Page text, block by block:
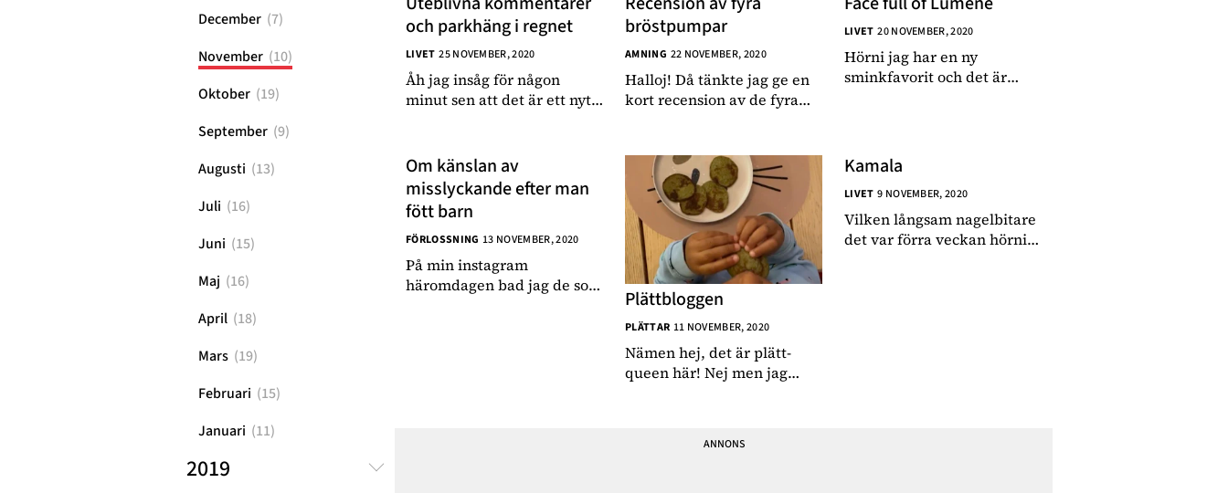
Sarah Delshad
Vanja Wikström
Elisabeth Lindroth
Paulina Gunnardo
Amit Tewolde
December (7)
November (10)
Oktober (19)
September (9)
Augusti (13)
Juli (16)
Juni (15)
Maj (16)
April (18)
Mars (19)
Februari (15)
Januari (11)
2019
och parkhäng i regnet
LIVET 25 NOVEMBER, 2020
Åh jag insåg för någon
minut sen att det är ett nytt
bloggen. Jag som gått och
trott att jag inte fått en
endaste kommentar på
jättelänge men det var bara
att man i
bröstpumpar
AMNING 22 NOVEMBER, 2020
Halloj! Då tänkte jag ge en
kort recension av de fyra
Tre av pumparna har jag
fått av företagen själva men
utan någon kompensation
eller krav att jag skri
LIVET 20 NOVEMBER, 2020
Hörni jag har en ny
sminkfavorit och det är
aldrig foundation men när
min kartongliknande
hudfärg gör intåg under
hösten så händ
Om känslan av
misslyckande efter man
fött barn
FÖRLOSSNING 13 NOVEMBER, 2020
På min instagram
häromdagen bad jag de som
Plättbloggen
PLÄTTAR 11 NOVEMBER, 2020
Nämen hej, det är plätt-
queen här! Nej men jag
få i min stora kille
Kamala
LIVET 9 NOVEMBER, 2020
Vilken långsam nagelbitare
det var förra veckan hörni.